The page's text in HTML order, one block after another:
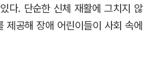
다. 단순한 신체 재활에 그치지 않
공해 장애 어린이들이 사회 속에